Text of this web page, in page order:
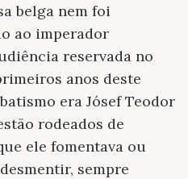
belga nem foi
ao imperador
reservada no
anos deste
era Jósef Teodor
rodeados de
ele fomentava ou
sempre